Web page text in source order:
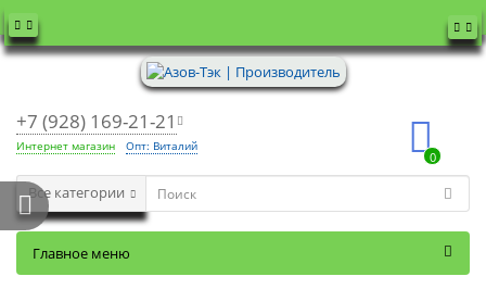
+7 (928) 169-21-21
Интернет магазин Опт: Виталий
0
Все категории
Главное меню